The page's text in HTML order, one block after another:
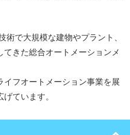
で大規模な建物やプラント、
きた総合オートメーションメ
フオートメーション事業を展
ています。